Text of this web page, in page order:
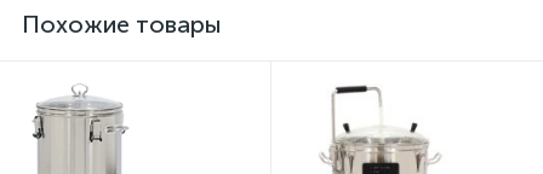
Похожие товары